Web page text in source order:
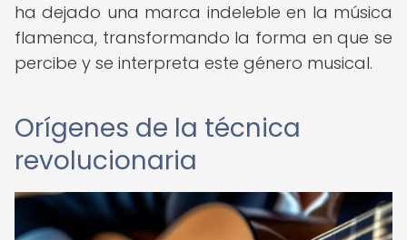
ha dejado una marca indeleble en la música
flamenca, transformando la forma en que se
percibe y se interpreta este género musical.
Orígenes de la técnica
revolucionaria